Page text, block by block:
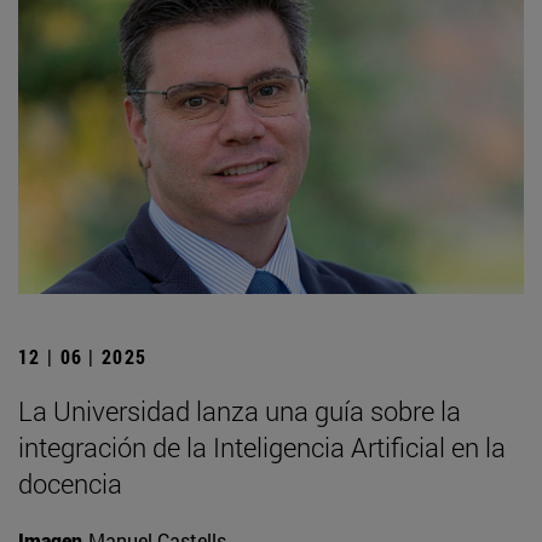
12 | 06 | 2025
La Universidad lanza una guía sobre la
integración de la Inteligencia Artificial en la
docencia